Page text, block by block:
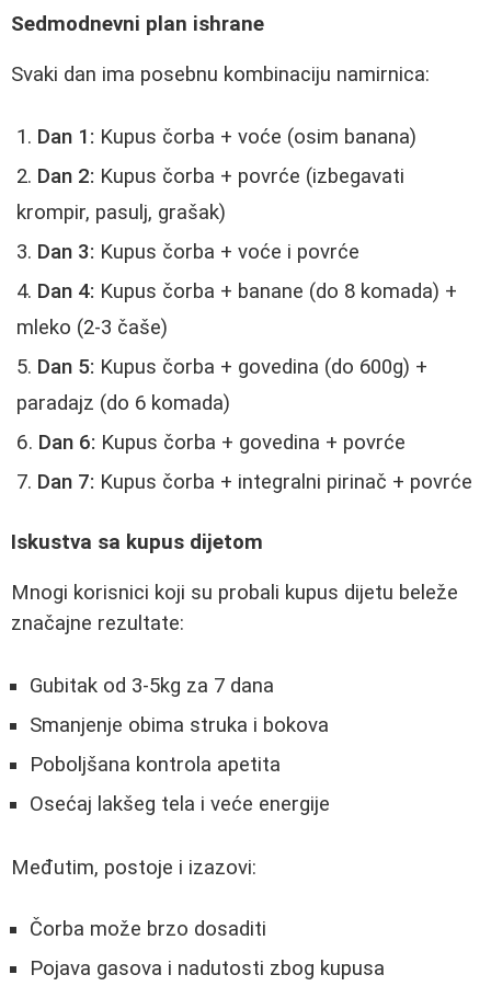
Sedmodnevni plan ishrane
Svaki dan ima posebnu kombinaciju namirnica:
Dan 1: Kupus čorba + voće (osim banana)
Dan 2: Kupus čorba + povrće (izbegavati
krompir, pasulj, grašak)
Dan 3: Kupus čorba + voće i povrće
Dan 4: Kupus čorba + banane (do 8 komada) +
mleko (2-3 čaše)
Dan 5: Kupus čorba + govedina (do 600g) +
paradajz (do 6 komada)
Dan 6: Kupus čorba + govedina + povrće
Dan 7: Kupus čorba + integralni pirinač + povrće
Iskustva sa kupus dijetom
Mnogi korisnici koji su probali kupus dijetu beleže
značajne rezultate:
Gubitak od 3-5kg za 7 dana
Smanjenje obima struka i bokova
Poboljšana kontrola apetita
Osećaj lakšeg tela i veće energije
Međutim, postoje i izazovi:
Čorba može brzo dosaditi
Pojava gasova i nadutosti zbog kupusa